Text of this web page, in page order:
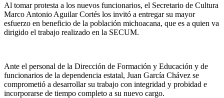
Al tomar protesta a los nuevos funcionarios, el Secretario de Cultura
Marco Antonio Aguilar Cortés los invitó a entregar su mayor
esfuerzo en beneficio de la población michoacana, que es a quien va
dirigido el trabajo realizado en la SECUM.
Ante el personal de la Dirección de Formación y Educación y de
funcionarios de la dependencia estatal, Juan García Chávez se
comprometió a desarrollar su trabajo con integridad y probidad e
incorporarse de tiempo completo a su nuevo cargo.